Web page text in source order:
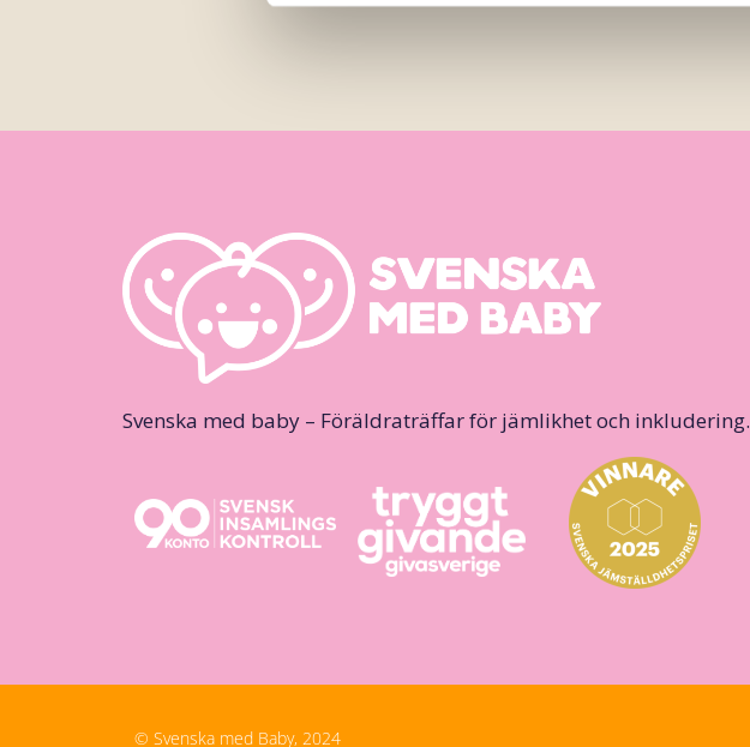
Svenska med baby – Föräldraträffar för jämlikhet och inkludering.
© Svenska med Baby, 2024